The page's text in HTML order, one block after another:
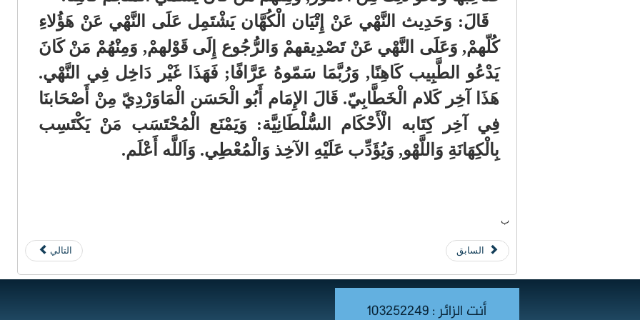
قَالَ: وَحَدِيث النَّهْي عَنْ إِتْيَان الْكُهَّان يَشْتَمِل عَلَى النَّهْي عَنْ هَؤُلاءِ
كُلّهمْ, وَعَلَى النَّهْي عَنْ تَصْدِيقهمْ وَالرُّجُوع إِلَى قَوْلهمْ, وَمِنْهُمْ مَنْ كَانَ
يَدْعُو الطَّبِيب كَاهِنًا, وَرُبَّمَا سَمّوهُ عَرَّافًا; فَهَذَا غَيْر دَاخِل فِي النَّهْي.
هَذَا آخِر كَلام الْخَطَّابِيّ. قَالَ الإِمَام أَبُو الْحَسَن الْمَاوَرْدِيّ مِنْ أَصْحَابنَا
فِي آخِر كِتَابه الْأَحْكَام السُّلْطَانِيَّة: وَيَمْنَع الْمُحْتَسَب مَنْ يَكْتَسِب
بِالْكِهَانَةِ وَاللَّهْو, وَيُؤَدِّب عَلَيْهِ الآخِذ وَالْمُعْطِي. وَاَللَّه أَعْلَم.
ب
السابق التالي
أنت الزائر : 103252249